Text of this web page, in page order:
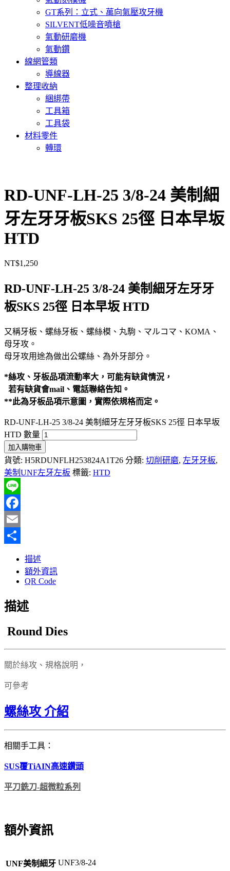
GT系列：立式、萬向氣壓攻牙機
SILVENT低噪音噴槍
氣動研磨機
氣動鑽
線網管類
導線器
整理收納
綑綁帶
工具箱
工具袋
材料零件
轉環
RD-UNF-LH-25 3/8-24 美制細
牙左牙牙板SKS 25徑 日本早坂
HTD
NT$1,250
RD-UNF-LH-25 3/8-24 美制細牙左牙牙
板SKS 25徑 日本早坂 HTD
又稱牙板、螺絲牙板、螺絲模、丸駒、マルコマ、KOMA、
母牙攻。
母牙攻用途為做出公螺絲、為外牙部分。
*絲攻、牙板品項流動率大，可能有缺貨情況，
若有缺貨會mail、電話聯絡告知。
**此為牙板品項示意圖，實際依規格而定。
RD-UNF-LH-25 3/8-24 美制細牙左牙牙板SKS 25徑 日本早坂
HTD 數量
加入購物車
貨號: H5RDUNFLH253824A1T26 分類: 切削研磨, 左牙牙板,
美制UNF左牙左板 標籤: HTD
Line
Facebook
Email
描述
額外資訊
QR Code
描述
Round Dies
關於絲攻、規格說明，
可參考
螺絲攻 介紹
相關手工具：
SUS覆TiAIN高速鑽頭
平刀銑刀-超微粒系列
額外資訊
UNF美制細牙 UNF3/8-24